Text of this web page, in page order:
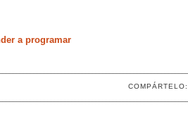
a programar
COMPÁRTELO: